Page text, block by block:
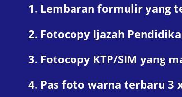
1. Lembaran formulir yang
2. Fotocopy Ijazah
3. Fotocopy KTP/SIM yang
4. Pas foto warna terbaru 3